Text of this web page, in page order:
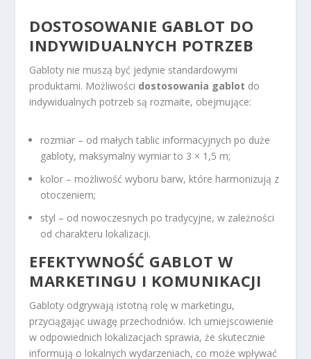
DOSTOSOWANIE GABLOT DO
INDYWIDUALNYCH POTRZEB
Gabloty nie muszą być jedynie standardowymi
produktami. Możliwości dostosowania gablot do
indywidualnych potrzeb są rozmaite, obejmujące:
rozmiar – od małych tablic informacyjnych po duże
gabloty, maksymalny wymiar to 3 × 1,5 m;
kolor – możliwość wyboru barw, które harmonizują z
otoczeniem;
styl – od nowoczesnych po tradycyjne, w zależności
od charakteru lokalizacji.
EFEKTYWNOŚĆ GABLOT W
MARKETINGU I KOMUNIKACJI
Gabloty odgrywają istotną rolę w marketingu,
przyciągając uwagę przechodniów. Ich umiejscowienie
w odpowiednich lokalizacjach sprawia, że skutecznie
informują o lokalnych wydarzeniach, co może wpływać